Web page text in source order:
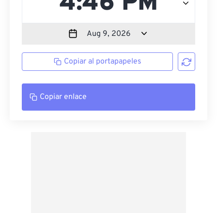
Copiar al portapapeles
Copiar enlace